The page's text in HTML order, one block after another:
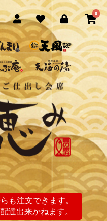
0
も注文できます。
達出来かねます。